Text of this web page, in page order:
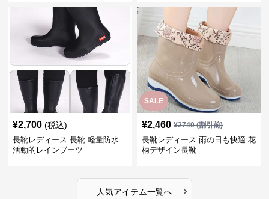
¥2,700 (税込)
長靴レディース 長靴 軽量防水
活動的レインブーツ
SALE
¥2,460 ¥2740(割引前)
長靴レディース 雨の日も快適 花
柄デザイン長靴
人気アイテム一覧へ ›